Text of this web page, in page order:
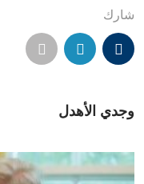
شارك
وجدي الأهدل